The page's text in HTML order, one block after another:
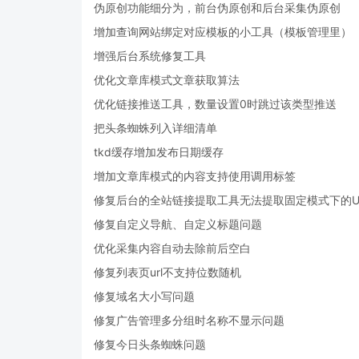
伪原创功能细分为，前台伪原创和后台采集伪原创
增加查询网站绑定对应模板的小工具（模板管理里）
增强后台系统修复工具
优化文章库模式文章获取算法
优化链接推送工具，数量设置0时跳过该类型推送
把头条蜘蛛列入详细清单
tkd缓存增加发布日期缓存
增加文章库模式的内容支持使用调用标签
修复后台的全站链接提取工具无法提取固定模式下的
修复自定义导航、自定义标题问题
优化采集内容自动去除前后空白
修复列表页url不支持位数随机
修复域名大小写问题
修复广告管理多分组时名称不显示问题
修复今日头条蜘蛛问题